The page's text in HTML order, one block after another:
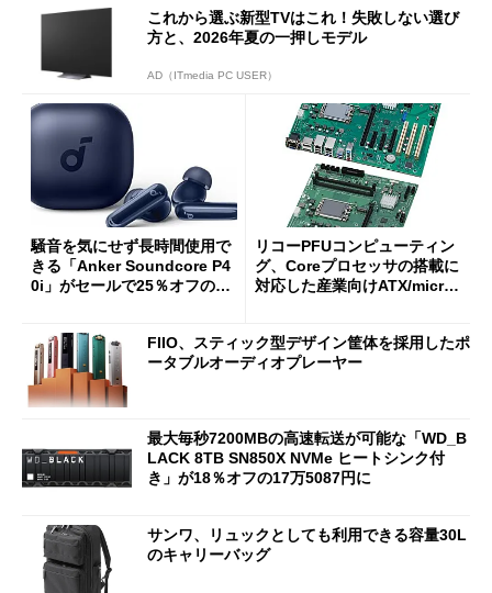
これから選ぶ新型TVはこれ！失敗しない選び
方と、2026年夏の一押しモデル
AD（ITmedia PC USER）
騒音を気にせず長時間使用で
きる「Anker Soundcore P4
0i」がセールで25％オフの59
リコーPFUコンピューティン
グ、Coreプロセッサの搭載に
対応した産業向けATX/micro
FIIO、スティック型デザイン筐体を採用したポ
ータブルオーディオプレーヤー
最大毎秒7200MBの高速転送が可能な「WD_B
LACK 8TB SN850X NVMe ヒートシンク付
き」が18％オフの17万5087円に
サンワ、リュックとしても利用できる容量30L
のキャリーバッグ